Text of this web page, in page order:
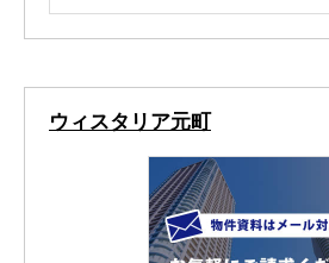
ウィスタリア元町